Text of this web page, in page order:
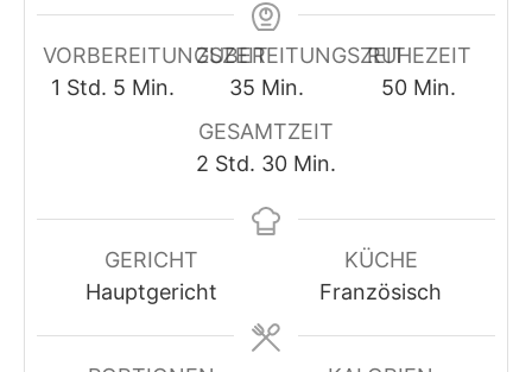
VORBEREITUNGSZEIT
1 Stunde
Std. 5 Minuten
Min.
ZUBEREITUNGSZEIT
35Minuten
Min.
RUHEZEIT
50Minuten
Min.
GESAMTZEIT
2 Stunden
Std. 30Minuten
Min.
GERICHT
Hauptgericht
KÜCHE
Französisch